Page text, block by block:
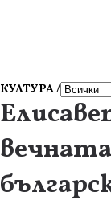
КУЛТУРА /